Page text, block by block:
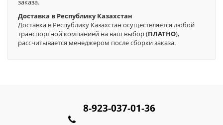
заказа.
Доставка в Республику Казахстан
Доставка в Республику Казахстан осуществляется любой
транспортной компанией на ваш выбор (ПЛАТНО),
рассчитывается менеджером после сборки заказа.
8-923-037-01-36